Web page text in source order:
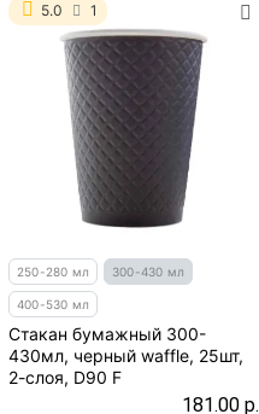
5.0 1
250-280 мл 300-430 мл
400-530 мл
Стакан бумажный 300-
430мл, черный waffle, 25шт,
2-слоя, D90 F
181.00 р.